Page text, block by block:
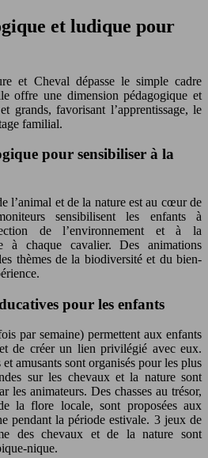
et ludique pour
et Cheval dépasse le simple cadre
offre une dimension pédagogique et
grands, favorisant l’apprentissage, le
familial.
pour sensibiliser à la
l’animal et de la nature est au cœur de
sensibilisent les enfants à
de l’environnement et à la
à chaque cavalier. Des animations
thèmes de la biodiversité et du bien-
pour les enfants
par semaine) permettent aux enfants
de créer un lien privilégié avec eux.
amusants sont organisés pour les plus
sur les chevaux et la nature sont
les animateurs. Des chasses au trésor,
la flore locale, sont proposées aux
pendant la période estivale. 3 jeux de
des chevaux et de la nature sont
nique.